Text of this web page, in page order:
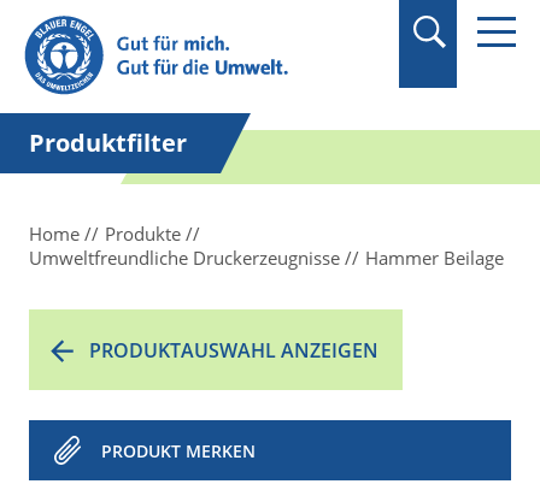
Suchbegriff in
Anführungszeichen
setzen.
Produktfilter
Home
Produkte
Umweltfreundliche Druckerzeugnisse
Hammer Beilage
PRODUKTAUSWAHL ANZEIGEN
PRODUKT MERKEN